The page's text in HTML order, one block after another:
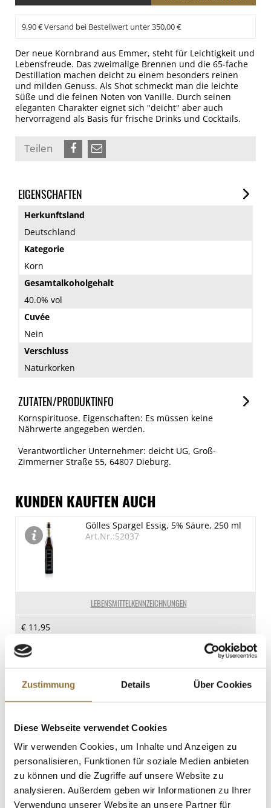
Zustimmung Details Über Cookies
Diese Webseite verwendet Cookies
Wir verwenden Cookies, um Inhalte und Anzeigen zu
personalisieren, Funktionen für soziale Medien anbieten
zu können und die Zugriffe auf unsere Website zu
analysieren. Außerdem geben wir Informationen zu Ihrer
Verwendung unserer Website an unsere Partner für
9,90 € Versand bei Bestellwert unter 350,00 €
Der neue Kornbrand aus Emmer, steht für Leichtigkeit und
Lebensfreude. Das zweimalige Brennen und die 65-fache
Destillation machen deicht zu einem besonders reinen
und milden Genuss. Als Shot schmeckt man die leichte
Süße und die feinen Noten von Vanille. Durch seinen
eleganten Charakter eignet sich "deicht" aber auch
hervorragend als Basis für frische Drinks und Cocktails.
Teilen
EIGENSCHAFTEN
Herkunftsland
Deutschland
Kategorie
Korn
Gesamtalkoholgehalt
40.0% vol
Cuvée
Nein
Verschluss
Naturkorken
ZUTATEN/PRODUKTINFO
Kornspirituose. Eigenschaften: Es müssen keine
Nährwerte angegeben werden.
Verantwortlicher Unternehmer: deicht UG, Groß-
Zimmerner Straße 55, 64807 Dieburg.
KUNDEN KAUFTEN AUCH
LEBENSMITTELKENNZEICHNUNGEN
Gölles Spargel Essig, 5% Säure, 250 ml
Art.Nr.:52037
€ 11,95
St.
LEBENSMITTELKENNZEICHNUNGEN
Ährensache Premium Korn, 36% vol.,
€ 37,95